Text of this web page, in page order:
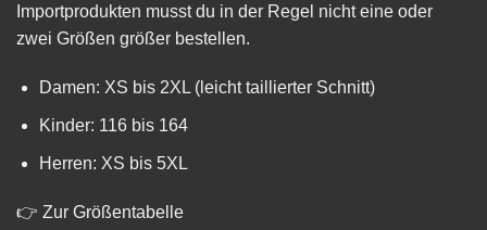
Importprodukten musst du in der Regel nicht eine oder
zwei Größen größer bestellen.
Damen: XS bis 2XL (leicht taillierter Schnitt)
Kinder: 116 bis 164
Herren: XS bis 5XL
👉 Zur Größentabelle